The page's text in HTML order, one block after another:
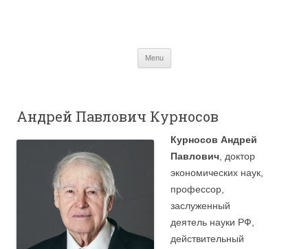
Menu
Андрей Павлович Курносов
Курносов Андрей
Павлович , доктор
экономических наук,
профессор,
заслуженный
деятель науки РФ,
действительный